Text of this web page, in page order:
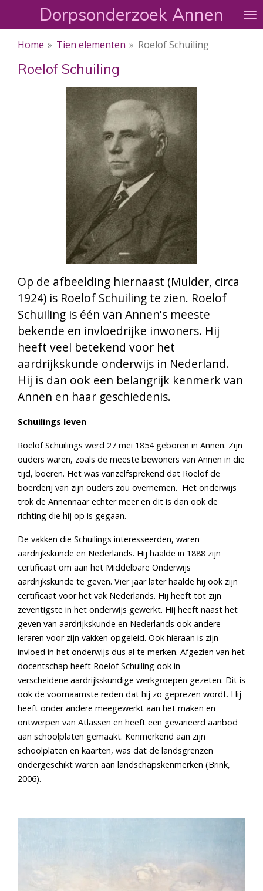
naar
hoofdinhoud
Dorpsonderzoek Annen
Home » Tien elementen » Roelof Schuiling
Roelof Schuiling
Op de afbeelding hiernaast (Mulder, circa
1924) is Roelof Schuiling te zien. Roelof
Schuiling is één van Annen's meeste
bekende en invloedrijke inwoners. Hij
heeft veel betekend voor het
aardrijkskunde onderwijs in Nederland.
Hij is dan ook een belangrijk kenmerk van
Annen en haar geschiedenis.
Schuilings leven
Roelof Schuilings werd 27 mei 1854 geboren in Annen. Zijn
ouders waren, zoals de meeste bewoners van Annen in die
tijd, boeren. Het was vanzelfsprekend dat Roelof de
boerderij van zijn ouders zou overnemen. Het onderwijs
trok de Annennaar echter meer en dit is dan ook de
richting die hij op is gegaan.
De vakken die Schuilings interesseerden, waren
aardrijkskunde en Nederlands. Hij haalde in 1888 zijn
certificaat om aan het Middelbare Onderwijs
aardrijkskunde te geven. Vier jaar later haalde hij ook zijn
certificaat voor het vak Nederlands. Hij heeft tot zijn
zeventigste in het onderwijs gewerkt. Hij heeft naast het
geven van aardrijkskunde en Nederlands ook andere
leraren voor zijn vakken opgeleid. Ook hieraan is zijn
invloed in het onderwijs dus al te merken. Afgezien van het
docentschap heeft Roelof Schuiling ook in
verscheidene aardrijkskundige werkgroepen gezeten. Dit is
ook de voornaamste reden dat hij zo geprezen wordt. Hij
heeft onder andere meegewerkt aan het maken en
ontwerpen van Atlassen en heeft een gevarieerd aanbod
aan schoolplaten gemaakt. Kenmerkend aan zijn
schoolplaten en kaarten, was dat de landsgrenzen
ondergeschikt waren aan landschapskenmerken (Brink,
2006).